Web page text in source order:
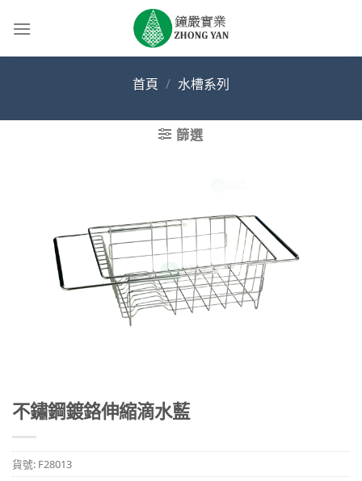
首頁 / 水槽系列
篩選
不鏽鋼鍍鉻伸縮滴水藍
貨號: F28013